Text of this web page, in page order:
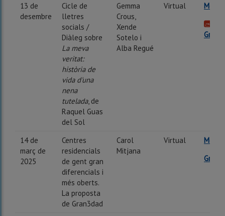
13 de
desembre
Cicle de
lletres
socials /
Diàleg sobre
La meva
veritat:
història de
vida d'una
nena
tutelada, de
Raquel Guas
del Sol
Gemma
Crous,
Xende
Sotelo i
Alba Regué
Virtual Més
14 de
març de
2025
Centres
residencials
de gent gran
diferencials i
més oberts.
La proposta
de Gran3dad
Carol
Mitjana
Virtual
Més